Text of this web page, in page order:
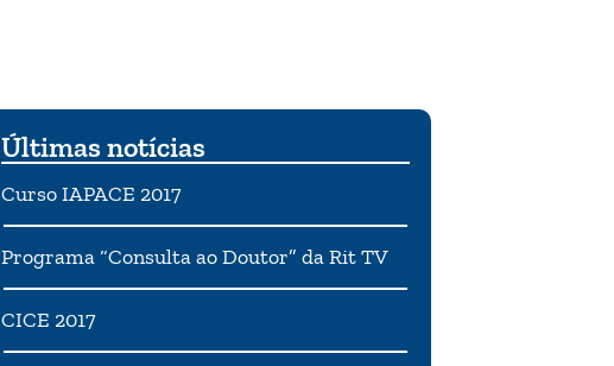
Últimas notícias
Curso IAPACE 2017
Programa “Consulta ao Doutor” da Rit TV
CICE 2017